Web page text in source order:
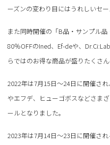
ーズンの変わり目にはうれしいセー
また同時開催の「B品・サンプル
80％OFFのIned、Ef-deや、
らではのお得な商品が盛りたくさん
2022年は7月15日～24日に開催さ
やエフデ、ヒューゴボスなどさま
ールとなりました。
2023年は7月14日～23日に開催され